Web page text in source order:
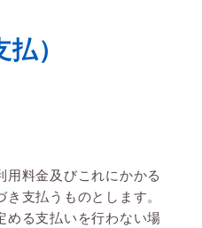
）
用料金及びこれにかかる
支払うものとします。
める支払いを行わない場